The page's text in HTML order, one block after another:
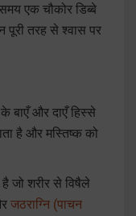
एक चौकोर डिब्बे
पूरी तरह से श्वास पर
बाएँ और दाएँ हिस्से
है और मस्तिष्क को
जो शरीर से विषैले
जठराग्नि (पाचन